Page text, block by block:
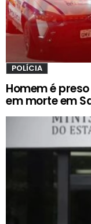
POLÍCIA
Homem é
em morte em